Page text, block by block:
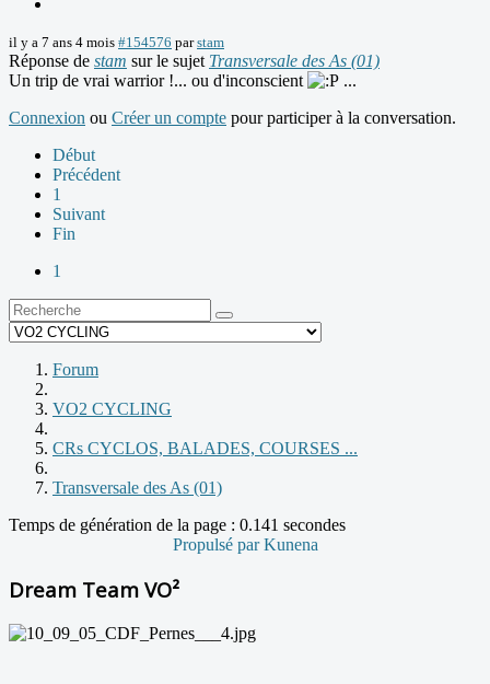
il y a 7 ans 4 mois #154576 parstam
Réponse de stam sur le sujet Transversale des As (01)
Un trip de vrai warrior !... ou d'inconscient
...
Connexion ou Créer un compte pour participer à la conversation.
Début
Précédent
1
Suivant
Fin
1
Forum
VO2 CYCLING
CRs CYCLOS, BALADES, COURSES ...
Transversale des As (01)
Temps de génération de la page : 0.141 secondes
Propulsé parKunena
Dream Team VO²